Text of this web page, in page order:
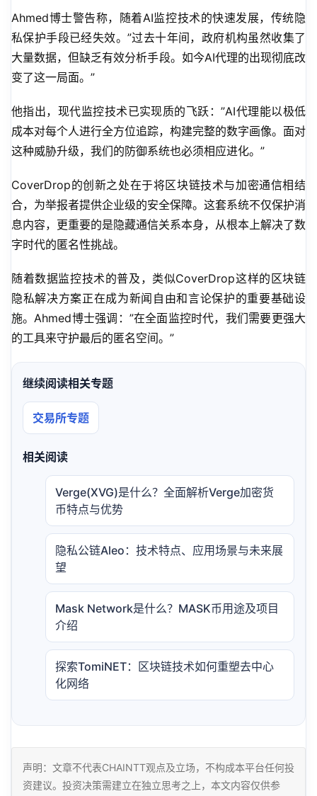
Ahmed博士警告称，随着AI监控技术的快速发展，传统隐
私保护手段已经失效。”过去十年间，政府机构虽然收集了
大量数据，但缺乏有效分析手段。如今AI代理的出现彻底改
变了这一局面。”
他指出，现代监控技术已实现质的飞跃：”AI代理能以极低
成本对每个人进行全方位追踪，构建完整的数字画像。面对
这种威胁升级，我们的防御系统也必须相应进化。”
CoverDrop的创新之处在于将区块链技术与加密通信相结
合，为举报者提供企业级的安全保障。这套系统不仅保护消
息内容，更重要的是隐藏通信关系本身，从根本上解决了数
字时代的匿名性挑战。
随着数据监控技术的普及，类似CoverDrop这样的区块链
隐私解决方案正在成为新闻自由和言论保护的重要基础设
施。Ahmed博士强调：”在全面监控时代，我们需要更强大
的工具来守护最后的匿名空间。”
继续阅读相关专题
交易所专题
相关阅读
Verge(XVG)是什么？全面解析Verge加密货
币特点与优势
隐私公链Aleo：技术特点、应用场景与未来展
望
Mask Network是什么？MASK币用途及项目
介绍
探索TomiNET：区块链技术如何重塑去中心
化网络
声明：文章不代表CHAINTT观点及立场，不构成本平台任何投
资建议。投资决策需建立在独立思考之上，本文内容仅供参